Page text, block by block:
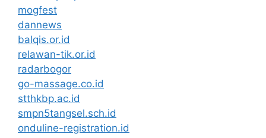
mogfest
dannews
balqis.or.id
relawan-tik.or.id
radarbogor
go-massage.co.id
stthkbp.ac.id
smpn5tangsel.sch.id
onduline-registration.id